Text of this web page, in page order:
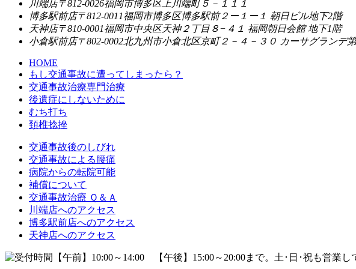
川端店〒812-0026福岡市博多区上川端町５－１１１
博多駅前店〒812-0011福岡市博多区博多駅前２ー１ー１ 朝日ビル地下2階
天神店〒810-0001福岡市中央区天神２丁目８−４１ 福岡朝日会館 地下1階
小倉駅前店〒802-0002北九州市小倉北区京町２－４－３０ カーサグランデ
HOME
もし交通事故に遭ってしまったら？
交通事故治療専門治療
後遺症にしないために
むち打ち
頚椎捻挫
交通事故後のしびれ
交通事故による腰痛
病院からの転院可能
補償について
交通事故治療 Ｑ＆Ａ
川端店へのアクセス
博多駅前店へのアクセス
天神店へのアクセス